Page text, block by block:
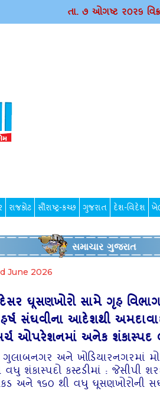
તા. ૭ ઓગષ્ટ ર૦ર૬
રાજકોટ સૌરાષ્ટ્ર-કચ્છ ગુજરાત દેશ-વિદેશ
સમાચાર ગુજરાત
June 2026
ઘૂસણખોરો સામે ગૃહ
હર્ષ સંઘવીના આદેશથી
ઓપરેશનમાં અનેક શંકાસ્પદ
અને ખોડિયારનગરમાં
વધુ શંકાસ્પદો કસ્ટડીમાં : જેસીપી
અને ૧૬૦ થી વધુ ઘૂસણખોરોની